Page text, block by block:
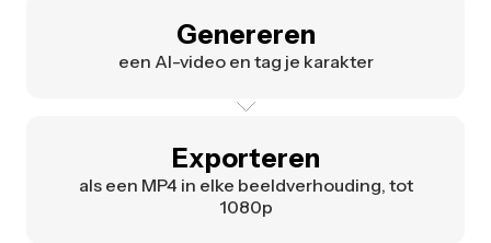
Genereren
een AI-video en tag je karakter
Exporteren
als een MP4 in elke beeldverhouding, tot
1080p